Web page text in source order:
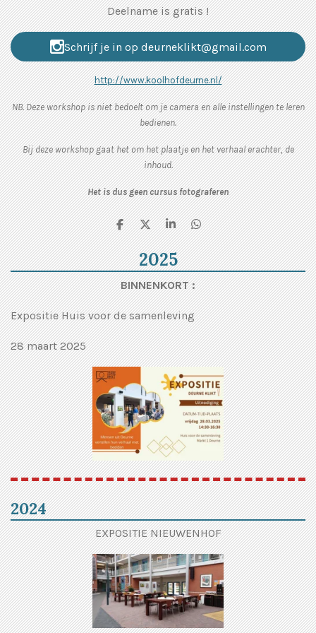
Deelname is gratis !
Schrijf je in op deurneklikt@gmail.com
http://www.koolhofdeurne.nl/
NB. Deze workshop is niet bedoelt om je camera en alle instellingen te leren
bedienen.
Bij deze workshop gaat het om het plaatje en het verhaal erachter, de
inhoud.
Het is dus geen cursus fotograferen
D
e
l
e
n
D
e
e
l
S
h
a
r
e
D
e
l
e
n
2025
BINNENKORT :
Expositie Huis voor de samenleving
28 maart 2025
2024
EXPOSITIE NIEUWENHOF